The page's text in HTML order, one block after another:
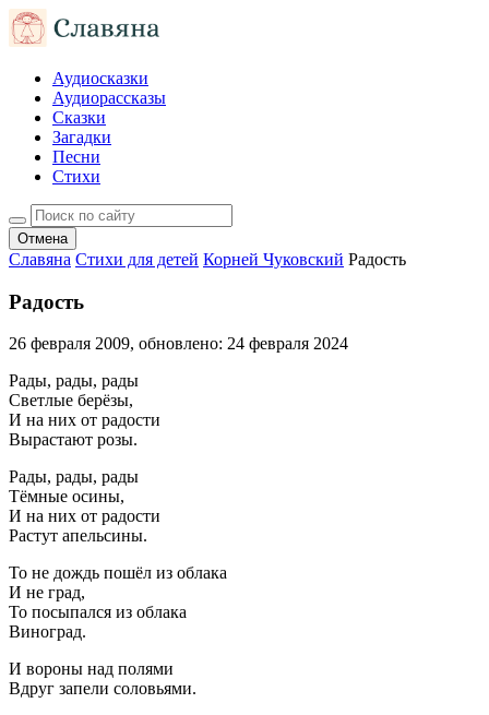
Аудиосказки
Аудиорассказы
Сказки
Загадки
Песни
Стихи
Отмена
Славяна Стихи для детей Корней Чуковский Радость
Радость
26 февраля 2009, обновлено: 24 февраля 2024
Рады, рады, рады
Светлые берёзы,
И на них от радости
Вырастают розы.
Рады, рады, рады
Тёмные осины,
И на них от радости
Растут апельсины.
То не дождь пошёл из облака
И не град,
То посыпался из облака
Виноград.
И вороны над полями
Вдруг запели соловьями.